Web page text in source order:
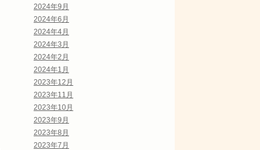
2024年9月
2024年6月
2024年4月
2024年3月
2024年2月
2024年1月
2023年12月
2023年11月
2023年10月
2023年9月
2023年8月
2023年7月